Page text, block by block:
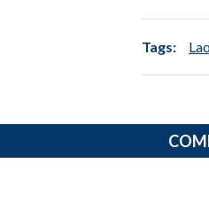
Tags: